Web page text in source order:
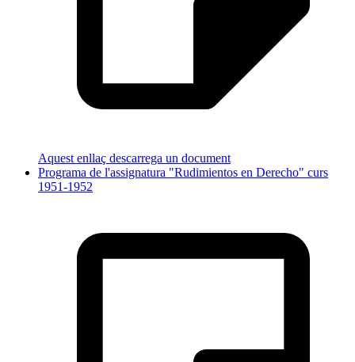
Aquest enllaç descarrega un document
Programa de l'assignatura "Rudimientos en Derecho" curs
1951-1952